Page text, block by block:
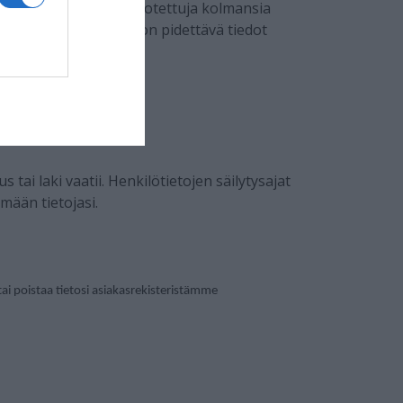
Tämä ei sisällä luotettuja kolmansia
osapuolten on pidettävä tiedot
tai laki vaatii. Henkilötietojen säilytysajat
tietojasi.
poistaa tietosi asiakasrekisteristämme